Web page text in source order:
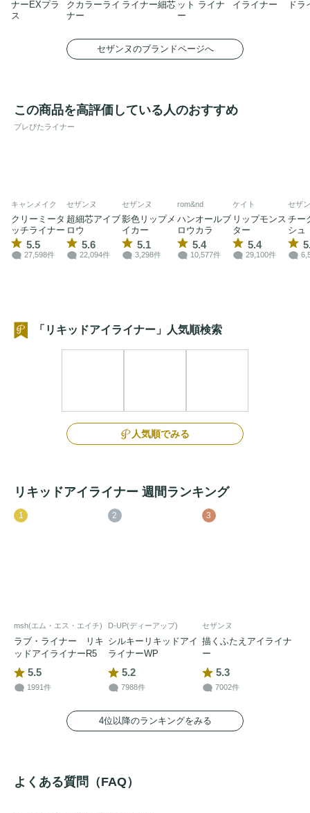
ナーEXプラ
ス
クカラーライ
ナー
ライナー細芯 ット ライナ
ー
イライナー
ドラ
セザンヌのブランドページへ
この商品を高評価している人のおすすめ
ブレぴたライナー
キャンメイク
クリーミータ
ッチライナー
5.5
27,598件
セザンヌ
超細芯アイブ
ロウ
5.6
22,094件
セザンヌ
影色リップメ
イカー
5.1
3,298件
rom&nd
ハンオールブ
ロウカラ
5.4
10,577件
ケイト
リップモンス
ター
5.4
29,100件
セザ
チー
シュ
「リキッドアイライナー」人気順検索
人気順でみる
リキッドアイライナー 週間ランキング
1
msh(エム・エス・エイチ)
ラブ・ライナー リキ
ッドアイライナーR5
5.5
1991件
2
D-UP(ディーアップ)
シルキーリキッドアイ
ライナーWP
5.2
7988件
3
セザンヌ
描くふたえアイライナ
ー
5.3
7002件
4位以降のランキングをみる
よくある質問（FAQ）